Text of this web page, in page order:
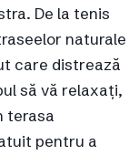
De la tenis
naturale
care distrează
să vă relaxați,
terasa
pentru a